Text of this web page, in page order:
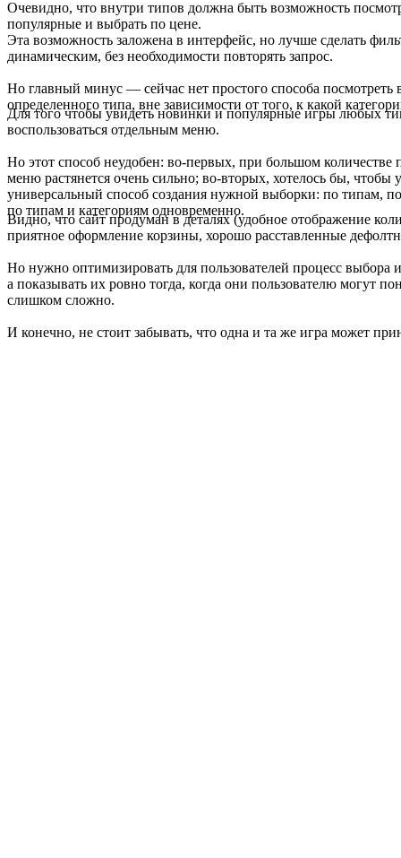
Очевидно, что внутри типов должна быть возможность
популярные и выбрать по цене.
Эта возможность заложена в интерфейс, но лучше сделать
динамическим, без необходимости повторять запрос.
Но главный минус — сейчас нет простого способа посмотреть
определенного типа, вне зависимости от того, к какой
Для того чтобы увидеть новинки и популярные игры любых
воспользоваться отдельным меню.
Но этот способ неудобен: во-первых, при большом
меню растянется очень сильно; во-вторых, хотелось бы, чтобы
универсальный способ создания нужной выборки: по типам,
по типам и категориям одновременно.
Видно, что сайт продуман в деталях (удобное отображение
приятное оформление корзины, хорошо расставленные
Но нужно оптимизировать для пользователей процесс выбора
а показывать их ровно тогда, когда они пользователю могут
слишком сложно.
И конечно, не стоит забывать, что одна и та же игра может